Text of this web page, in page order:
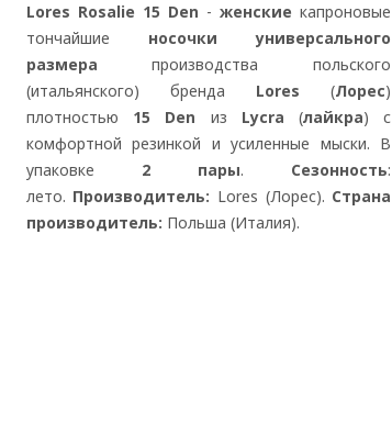
Lores Rosalie 15 Den -женскиекапроновые
тончайшие носочки универсального
размера производства польского
(итальянского) бренда Lores(Лорес)
плотностью 15 Den из Lycra(лайкра) с
комфортной резинкой и усиленные мыски. В
упаковке 2 пары. Сезонность:
лето. Производитель: Lores (Лорес). Страна
производитель: Польша (Италия).